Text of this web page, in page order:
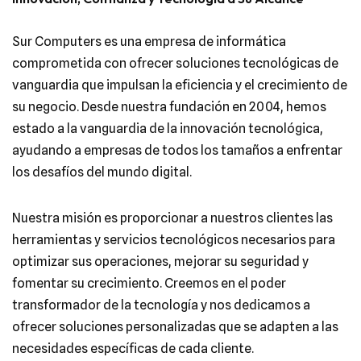
Sur Computers es una empresa de informática
comprometida con ofrecer soluciones tecnológicas de
vanguardia que impulsan la eficiencia y el crecimiento de
su negocio. Desde nuestra fundación en 2004, hemos
estado a la vanguardia de la innovación tecnológica,
ayudando a empresas de todos los tamaños a enfrentar
los desafíos del mundo digital.
Nuestra misión es proporcionar a nuestros clientes las
herramientas y servicios tecnológicos necesarios para
optimizar sus operaciones, mejorar su seguridad y
fomentar su crecimiento. Creemos en el poder
transformador de la tecnología y nos dedicamos a
ofrecer soluciones personalizadas que se adapten a las
necesidades específicas de cada cliente.